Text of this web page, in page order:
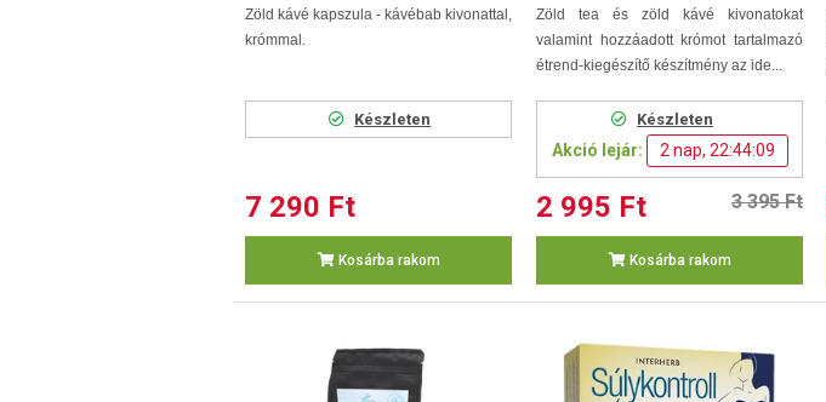
Zöld kávé kapszula - kávébab kivonattal,
krómmal.
Készleten
7 290 Ft
Kosárba rakom
Zöld tea és zöld kávé kivonatokat
valamint hozzáadott krómot tartalmazó
étrend-kiegészítő készítmény az ide...
Készleten
Akció lejár: 2 nap, 22:44:08
2 995 Ft 3 395 Ft
Kosárba rakom